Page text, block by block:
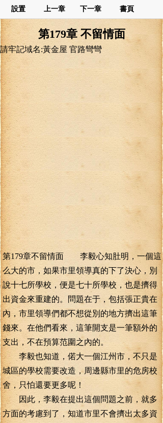
設置 上一章 下一章 書頁
第179章 不留情面
請牢記域名:黃金屋 官路彎彎
第179章不留情面 李毅心知肚明，一個這
么大的市，如果市里領導真的下了決心，別
說十七所學校，便是七十所學校，也是擠得
出資金來重建的。問題在于，包括張正貴在
內，市里領導們都不想從別的地方擠出這筆
錢來。在他們看來，這筆開支是一筆額外的
支出，不在預算范圍之內的。
李毅也知道，偌大一個江州市，不只是
城區的學校需要改造，周邊縣市里的危房校
舍，只怕還要更多呢！
因此，李毅在提出這個問題之前，就多
方面的考慮到了，知道市里不會擠出太多資